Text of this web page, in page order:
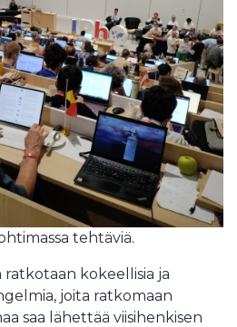
tehtäviä.
ratkotaan kokeellisia ja
joita ratkomaan
saa lähettää viisihenkisen